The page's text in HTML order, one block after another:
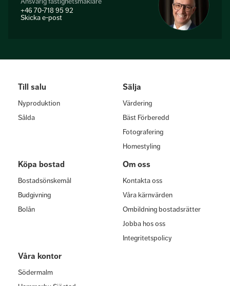
+46 70-718 95 92
Skicka e-post
Till salu
Nyproduktion
Sålda
Sälja
Värdering
Bäst Förberedd
Fotografering
Homestyling
Köpa bostad
Bostadsönskemål
Budgivning
Bolån
Om oss
Kontakta oss
Våra kärnvärden
Ombildning bostadsrätter
Jobba hos oss
Integritetspolicy
Våra kontor
Södermalm